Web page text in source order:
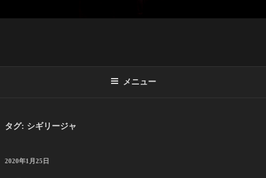
メニュー
タグ: シギリージャ
投
2020年1月25日